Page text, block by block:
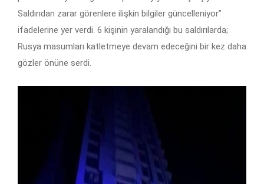
Saldırıdan zarar görenlere ilişkin bilgiler güncelleniyor”
ifadelerine yer verdi. 6 kişinin yaralandığı bu saldırılarda;
Rusya masumları katletmeye devam edeceğini bir kez daha
gözler önüne serdi.